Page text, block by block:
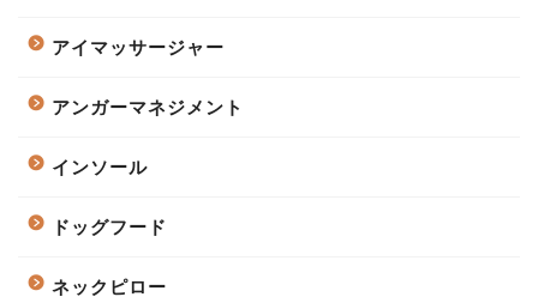
アイマッサージャー
アンガーマネジメント
インソール
ドッグフード
ネックピロー